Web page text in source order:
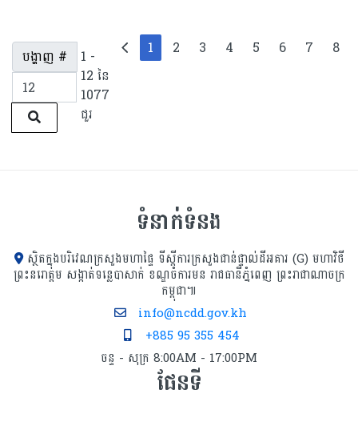
បង្ហាញ #
1 -
12 នៃ
1077
ជួរ
1 2 3 4 5 6 7 8
ទំនាក់ទំនង
ស្ថិតក្នុងបរិវេណក្រសួងមហាផ្ទៃ ទីស្ដីការក្រសួង​ជាន់ផ្ទាល់ដីអគារ (G) មហាវិថី
ព្រះនរោត្តម សង្កាត់ទន្លេបាសាក់ ខណ្ឌចំការមន រាជធានីភ្នំពេញ ព្រះរាជាណាចក្រ
កម្ពុជា៕
info@ncdd.gov.kh
+885 95 355 454
ចន្ទ - សុក្រ 8:00AM - 17:00PM
ផែនទី